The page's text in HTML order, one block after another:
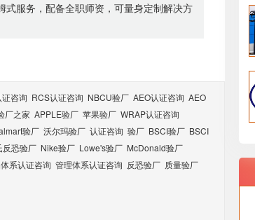
式服务，配备全职师资，可量身定制解决方
咨询 RCS认证咨询 NBCU验厂 AEO认证咨询 AEO
厂之家 APPLE验厂 苹果验厂 WRAP认证咨询
验厂 沃尔玛验厂 认证咨询 验厂 BSCI验厂 BSCI
反恐验厂 Nike验厂 Lowe's验厂 McDonald验厂
系认证咨询 管理体系认证咨询 反恐验厂 质量验厂